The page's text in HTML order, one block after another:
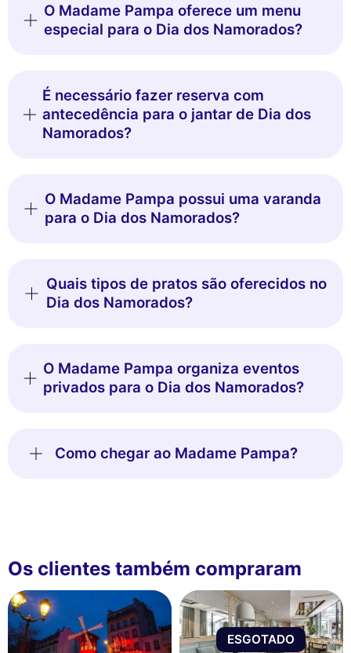
O Madame Pampa oferece um menu
especial para o Dia dos Namorados?
É necessário fazer reserva com
antecedência para o jantar de Dia dos
Namorados?
O Madame Pampa possui uma varanda
para o Dia dos Namorados?
Quais tipos de pratos são oferecidos no
Dia dos Namorados?
O Madame Pampa organiza eventos
privados para o Dia dos Namorados?
Como chegar ao Madame Pampa?
Os clientes também compraram
ESGOTADO